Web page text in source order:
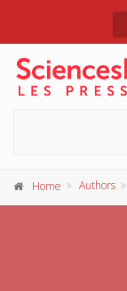
Home Authors